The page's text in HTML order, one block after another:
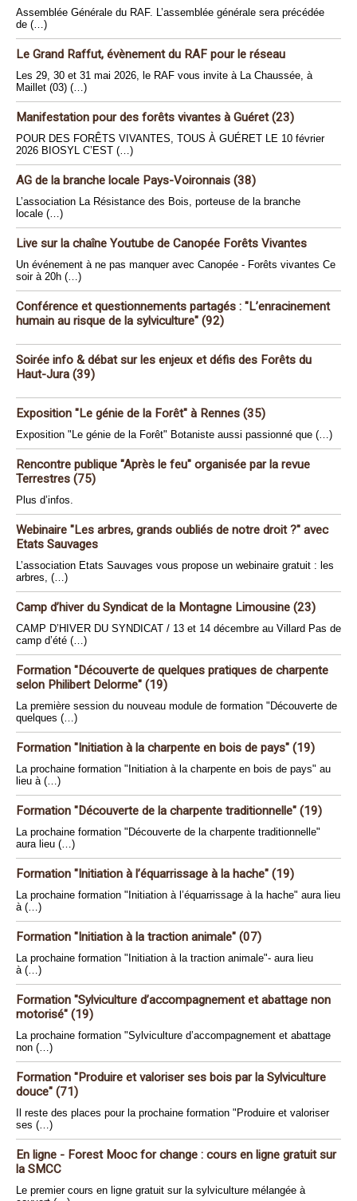
Assemblée Générale du RAF. L’assemblée générale sera précédée
de (…)
Le Grand Raffut, évènement du RAF pour le réseau
Les 29, 30 et 31 mai 2026, le RAF vous invite à La Chaussée, à
Maillet (03) (…)
Manifestation pour des forêts vivantes à Guéret (23)
POUR DES FORÊTS VIVANTES, TOUS À GUÉRET LE 10 février
2026 BIOSYL C’EST (…)
AG de la branche locale Pays-Voironnais (38)
L’association La Résistance des Bois, porteuse de la branche
locale (…)
Live sur la chaîne Youtube de Canopée Forêts Vivantes
Un événement à ne pas manquer avec Canopée - Forêts vivantes Ce
soir à 20h (…)
Conférence et questionnements partagés : "L’enracinement
humain au risque de la sylviculture" (92)
Soirée info & débat sur les enjeux et défis des Forêts du
Haut-Jura (39)
Exposition "Le génie de la Forêt" à Rennes (35)
Exposition "Le génie de la Forêt" Botaniste aussi passionné que (…)
Rencontre publique "Après le feu" organisée par la revue
Terrestres (75)
Plus d’infos.
Webinaire "Les arbres, grands oubliés de notre droit ?" avec
Etats Sauvages
L’association Etats Sauvages vous propose un webinaire gratuit : les
arbres, (…)
Camp d’hiver du Syndicat de la Montagne Limousine (23)
CAMP D’HIVER DU SYNDICAT / 13 et 14 décembre au Villard Pas de
camp d’été (…)
Formation "Découverte de quelques pratiques de charpente
selon Philibert Delorme" (19)
La première session du nouveau module de formation "Découverte de
quelques (…)
Formation "Initiation à la charpente en bois de pays" (19)
La prochaine formation "Initiation à la charpente en bois de pays" au
lieu à (…)
Formation "Découverte de la charpente traditionnelle" (19)
La prochaine formation "Découverte de la charpente traditionnelle"
aura lieu (…)
Formation "Initiation à l’équarrissage à la hache" (19)
La prochaine formation "Initiation à l’équarrissage à la hache" aura lieu
à (…)
Formation "Initiation à la traction animale" (07)
La prochaine formation "Initiation à la traction animale"- aura lieu
à (…)
Formation "Sylviculture d’accompagnement et abattage non
motorisé" (19)
La prochaine formation "Sylviculture d’accompagnement et abattage
non (…)
Formation "Produire et valoriser ses bois par la Sylviculture
douce" (71)
Il reste des places pour la prochaine formation "Produire et valoriser
ses (…)
En ligne - Forest Mooc for change : cours en ligne gratuit sur
la SMCC
Le premier cours en ligne gratuit sur la sylviculture mélangée à